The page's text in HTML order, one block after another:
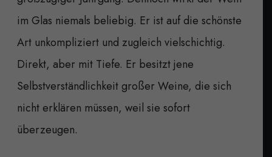
im Glas niemals beliebig. Er ist auf die schönste
Art unkompliziert und zugleich vielschichtig.
Direkt, aber mit Tiefe. Er besitzt jene
Selbstverständlichkeit großer Weine, die sich
nicht erklären müssen, weil sie sofort
überzeugen.